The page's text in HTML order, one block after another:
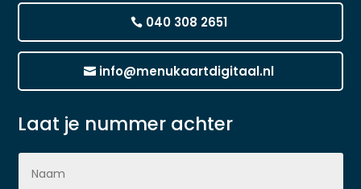
040 308 2651
info@menukaartdigitaal.nl
Laat je nummer achter